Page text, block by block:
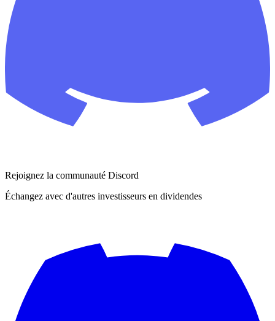
Rejoignez la communauté Discord
Échangez avec d'autres investisseurs en dividendes